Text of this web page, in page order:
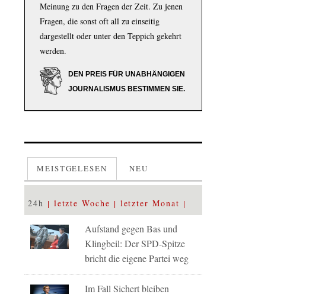
Meinung zu den Fragen der Zeit. Zu jenen
Fragen, die sonst oft all zu einseitig
dargestellt oder unter den Teppich gekehrt
werden.
DEN PREIS FÜR UNABHÄNGIGEN
JOURNALISMUS BESTIMMEN SIE.
MEISTGELESEN NEU
24h letzte Woche letzter Monat
Aufstand gegen Bas und
Klingbeil: Der SPD-Spitze
bricht die eigene Partei weg
Im Fall Sichert bleiben